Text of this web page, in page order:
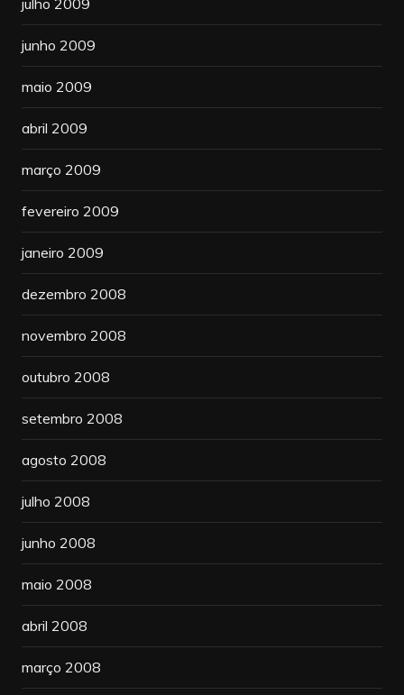
junho 2009
maio 2009
abril 2009
março 2009
fevereiro 2009
janeiro 2009
dezembro 2008
novembro 2008
outubro 2008
setembro 2008
agosto 2008
julho 2008
junho 2008
maio 2008
abril 2008
março 2008